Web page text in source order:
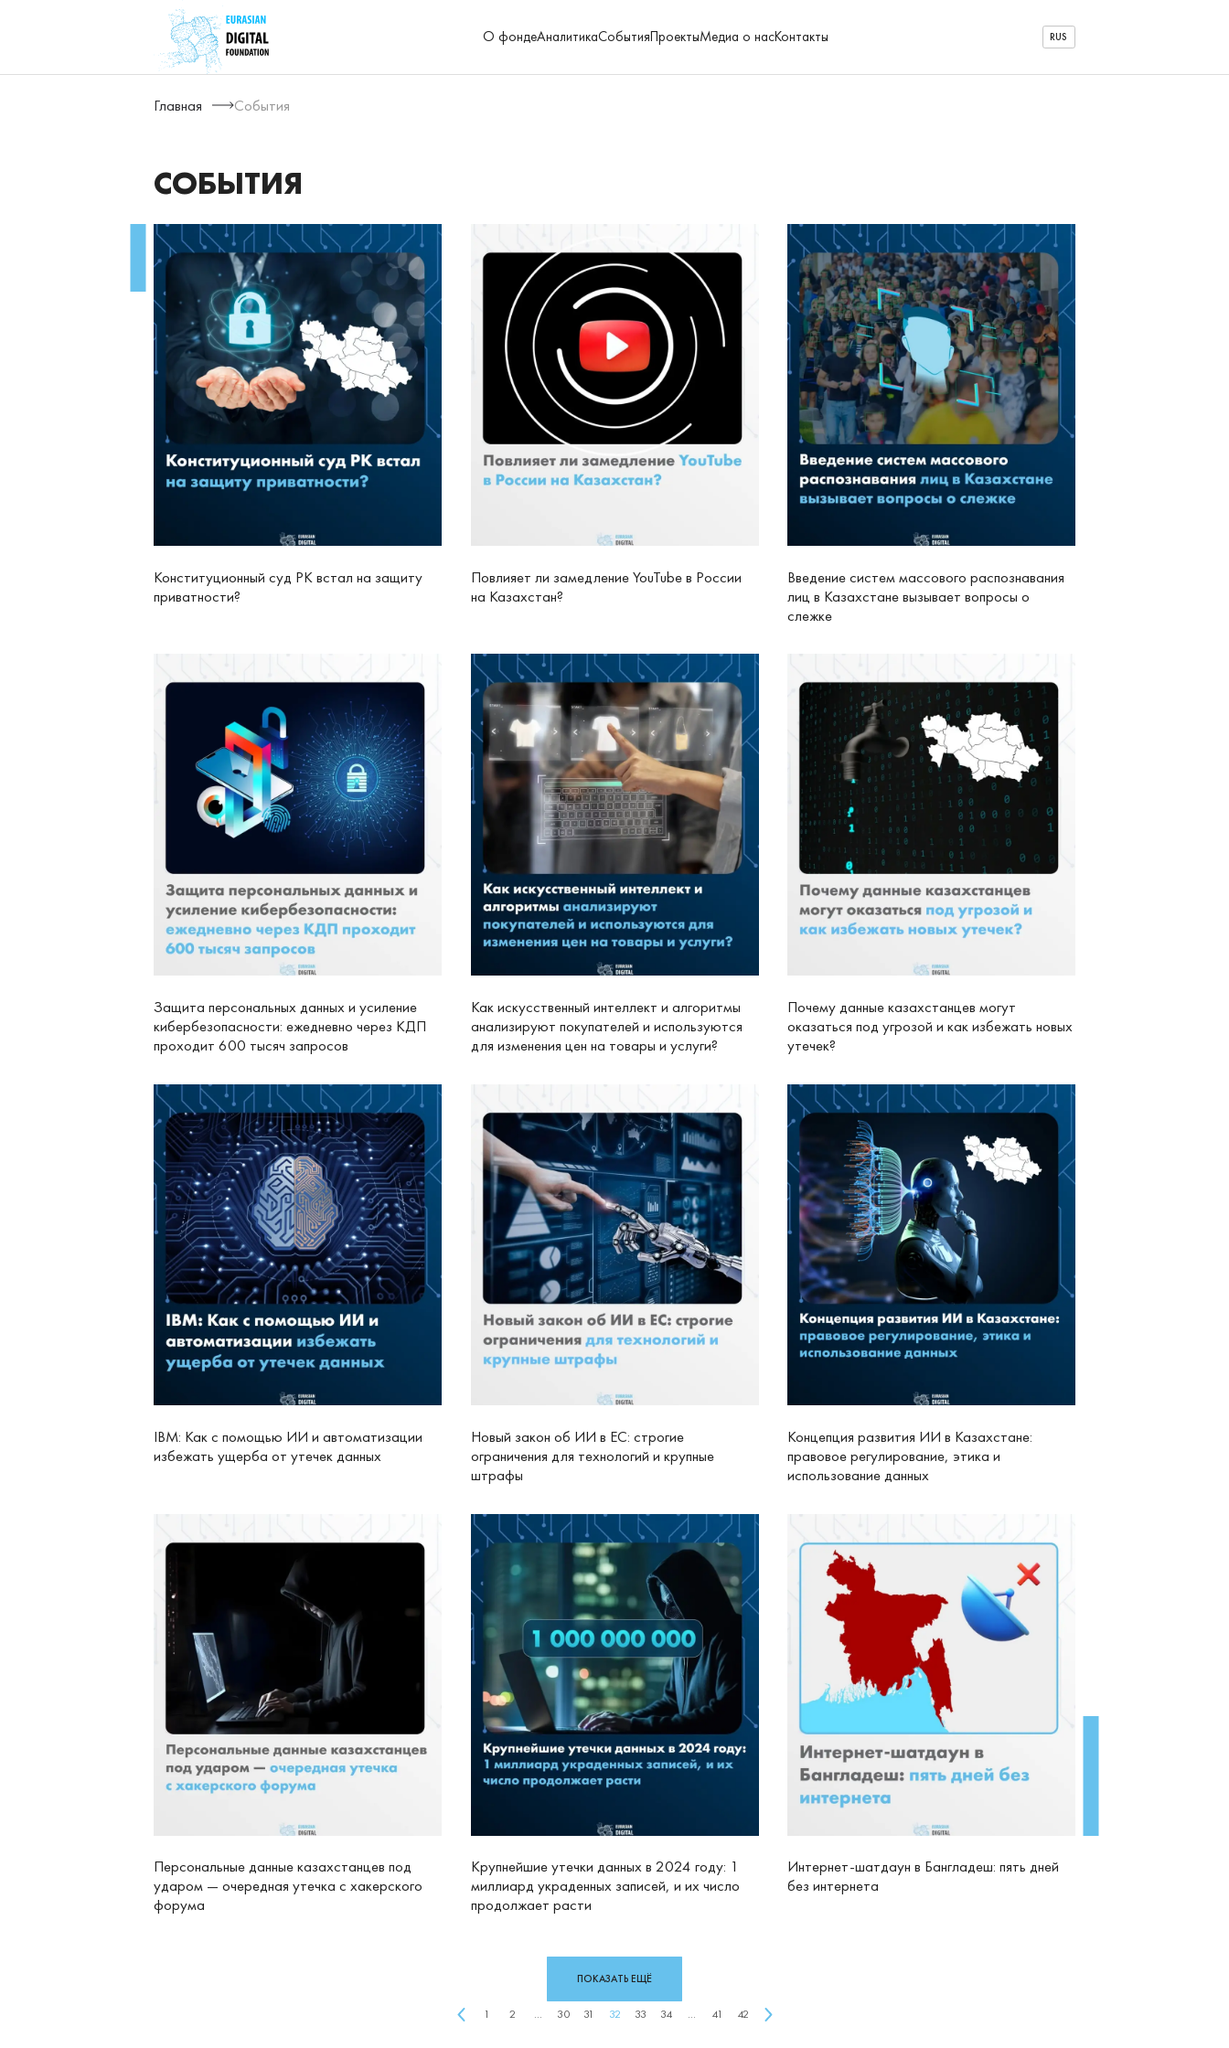
О фондеАналитикаСобытияПроектыМедиа о насКонтакты RUS
Главная События
СОБЫТИЯ
Конституционный суд РК встал на защиту
приватности?
Повлияет ли замедление YouTube в России
на Казахстан?
Введение систем массового распознавания
лиц в Казахстане вызывает вопросы о
слежке
Защита персональных данных и усиление
кибербезопасности: ежедневно через КДП
проходит 600 тысяч запросов
Как искусственный интеллект и алгоритмы
анализируют покупателей и используются
для изменения цен на товары и услуги?
Почему данные казахстанцев могут
оказаться под угрозой и как избежать новых
утечек?
IBM: Как с помощью ИИ и автоматизации
избежать ущерба от утечек данных
Новый закон об ИИ в ЕС: строгие
ограничения для технологий и крупные
штрафы
Концепция развития ИИ в Казахстане:
правовое регулирование, этика и
использование данных
Персональные данные казахстанцев под
ударом — очередная утечка с хакерского
форума
Крупнейшие утечки данных в 2024 году: 1
миллиард украденных записей, и их число
продолжает расти
Интернет-шатдаун в Бангладеш: пять дней
без интернета
1 2 ... 30 31 32 33 34 ... 41 42
ПОКАЗАТЬ ЕЩЁ